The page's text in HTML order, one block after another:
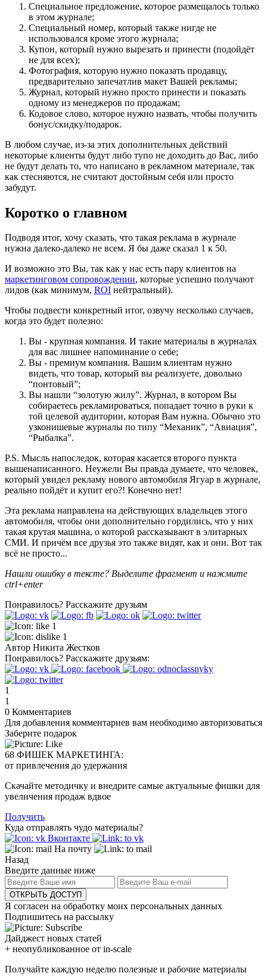
Специальное предложение, которое размещалось только
в этом журнале;
Специальный номер, который также нигде не
использовался кроме этого журнала;
Купон, который нужно вырезать и принести (подойдёт
не для всех);
Фотография, которую нужно показать продавцу,
предварительно запечатлив макет Вашей рекламы;
Журнал, который нужно просто принести и показать
одному из менеджеров по продажам;
Кодовое слово, которое нужно назвать, чтобы получить
бонус/скидку/подарок.
В любом случае, из-за этих дополнительных действий
некоторые клиенты будут либо тупо не доходить до Вас, либо
не будут делать то, что написано в рекламном материале, так
как стесняются, не считают достойным себя или просто
забудут.
Коротко о главном
Подводя итог, хочу сказать, что такая реклама в журнале
нужна далеко-далеко не всем. Я бы даже сказал 1 к 50.
И возможно это Вы, так как у нас есть пару клиентов на
маркетинговом сопровождении, которые успешно получают
лидов (как минимум, ROI нейтральный).
Чтобы подвести конкретный итог, озвучу несколько случаев,
когда это будет полезно:
Вы - крупная компания. И такие материалы в журналах
для вас лишнее напоминание о себе;
Вы - премиум компания. Вашим клиентам нужно
видеть, что товар, который вы реализуете, довольно
“понтовый”;
Вы нашли “золотую жилу”. Журнал, в котором Вы
собираетесь рекламироваться, попадает точно в руки к
той целевой аудитории, которая Вам нужна. Обычно это
узконишевые журналы по типу “Механик”, “Авиация”,
“Рыбалка”.
P.S. Мысль напоследок, которая касается второго пункта
вышенаписанного. Неужели Вы правда думаете, что человек,
который увидел рекламу нового автомобиля Ягуар в журнале,
реально пойдёт и купит его?! Конечно нет!
Эта реклама направлена на действующих владельцев этого
автомобиля, чтобы они дополнительно гордились, что у них
такая крутая машина, о которой рассказывают в элитарных
СМИ. И причём все друзья это также видят, как и они. Вот так
всё не просто...
Нашли ошибку в тексте? Выделите фрагмент и нажмите
ctrl+enter
Понравилось? Расскажите друзьям
1
1
Автор Никита Жестков
Понравилось? Расскажите друзьям:
1
1
0 Комментариев
Для добавления комментариев вам необходимо авторизоваться
Заберите подарок
68 ФИШЕК МАРКЕТИНГА:
от привлечения до удержания
Скачайте методичку и внедрите самые актуальные фишки для
увеличения продаж вдвое
Получить
Куда отправлять чудо материалы?
Вконтакте
На почту
Назад
Введите данные ниже
ОТКРЫТЬ ДОСТУП
Я согласен на обработку моих персональных данных
Подпишитесь на рассылку
Дайджест новых статей
+ неопубликованное от in-scale
Получайте каждую неделю полезные и рабочие материалы